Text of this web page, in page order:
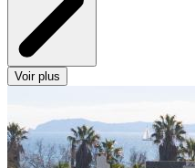
Voir plus